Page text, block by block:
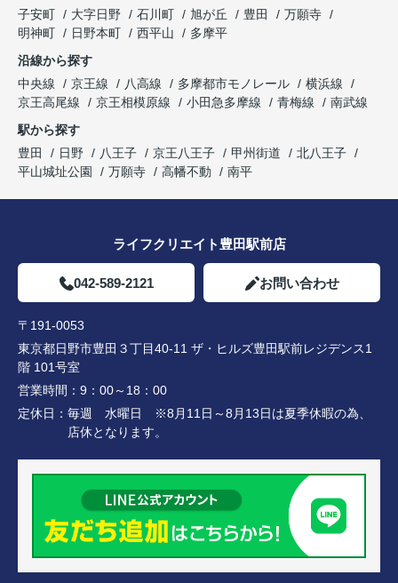
子安町
大字日野 石川町 旭が丘 豊田
万願寺
明神町
日野本町 西平山
多摩平
沿線から探す
中央線
京王線 八高線 多摩都市モノレール
横浜線
京王高尾線
京王相模原線 小田急多摩線 青梅線
南武線
駅から探す
豊田
日野 八王子 京王八王子 甲州街道
北八王子
平山城址公園
万願寺 高幡不動 南平
ライフクリエイト豊田駅前店
042-589-2121 お問い合わせ
〒191-0053
東京都日野市豊田３丁目40-11 ザ・ヒルズ豊田駅前レジデンス1
階 101号室
営業時間： 9：00～18：00
定休日： 毎週 水曜日 ※8月11日～8月13日は夏季休暇の為、
店休となります。